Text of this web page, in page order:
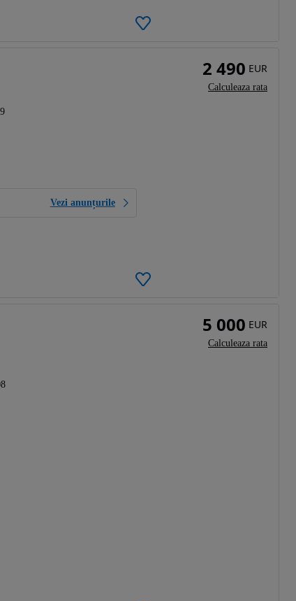
Vezi anunțurile
2 490 EUR
Calculeaza rata
5 000 EUR
Calculeaza rata